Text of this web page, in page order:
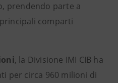
prendendo parte a
comparti
, la Divisione IMI CIB ha
per circa 960 milioni di